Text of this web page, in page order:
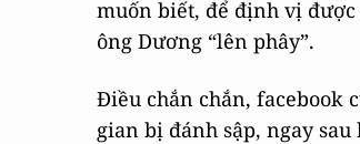
muốn biết, để định vị
ông Dương “lên phây”.
Điều chắn chắn, facebook
gian bị đánh sập, ngay